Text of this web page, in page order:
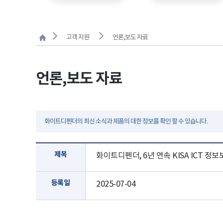
고객 지원 언론,보도 자료
언론,보도 자료
화이트디펜더의 최신 소식과 제품의 대한 정보를 확인 할 수 있습니다.
제목 화이트디펜더, 6년 연속 KISA ICT 정
등록일 2025-07-04